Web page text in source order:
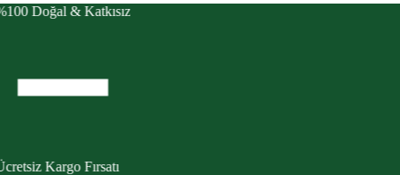
Doğal & Katkısız
Kargo Fırsatı